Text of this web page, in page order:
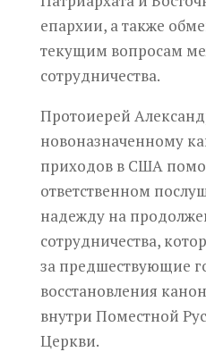
епархии, а также
текущим вопросам
сотрудничества.
Протоиерей
новоназначенному
приходов в США
ответственном
надежду на
сотрудничества,
за предшествующие
восстановления
внутри Поместной
Церкви.